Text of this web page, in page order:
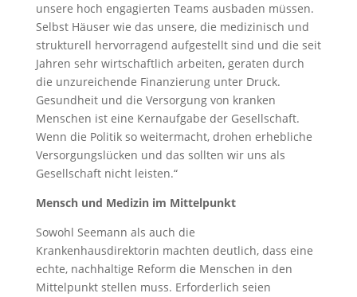
unsere hoch engagierten Teams ausbaden müssen.
Selbst Häuser wie das unsere, die medizinisch und
strukturell hervorragend aufgestellt sind und die seit
Jahren sehr wirtschaftlich arbeiten, geraten durch
die unzureichende Finanzierung unter Druck.
Gesundheit und die Versorgung von kranken
Menschen ist eine Kernaufgabe der Gesellschaft.
Wenn die Politik so weitermacht, drohen erhebliche
Versorgungslücken und das sollten wir uns als
Gesellschaft nicht leisten.“
Mensch und Medizin im Mittelpunkt
Sowohl Seemann als auch die
Krankenhausdirektorin machten deutlich, dass eine
echte, nachhaltige Reform die Menschen in den
Mittelpunkt stellen muss. Erforderlich seien